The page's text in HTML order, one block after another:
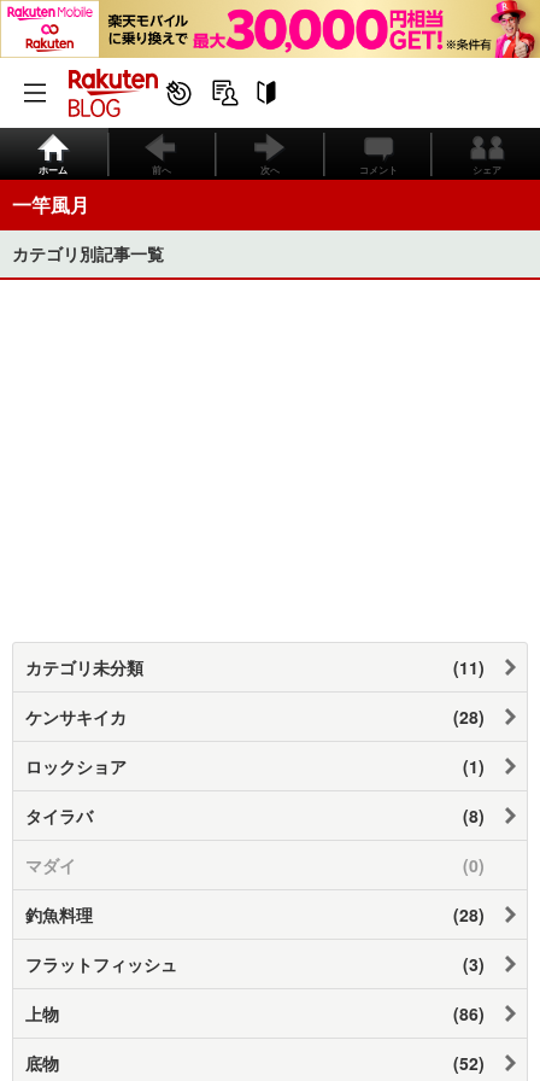
ホーム 前へ 次へ コメント シェア
一竿風月
カテゴリ別記事一覧
カテゴリ未分類 (11)
ケンサキイカ (28)
ロックショア (1)
タイラバ (8)
マダイ (0)
釣魚料理 (28)
フラットフィッシュ (3)
上物 (86)
底物 (52)